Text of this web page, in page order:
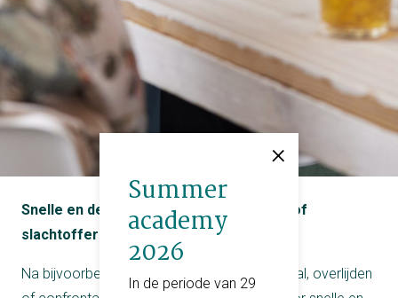
Snelle en deskundige traumaopvang en/of
slachtofferhulp
Na bijvoorbeeld een overval, (bedrijfs)ongeval, overlijden
×
Summer
academy
2026
In de periode van 29